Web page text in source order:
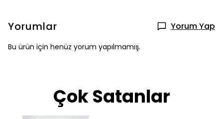
Yorumlar Yorum Yap
Bu ürün için henüz yorum yapılmamış.
Çok Satanlar